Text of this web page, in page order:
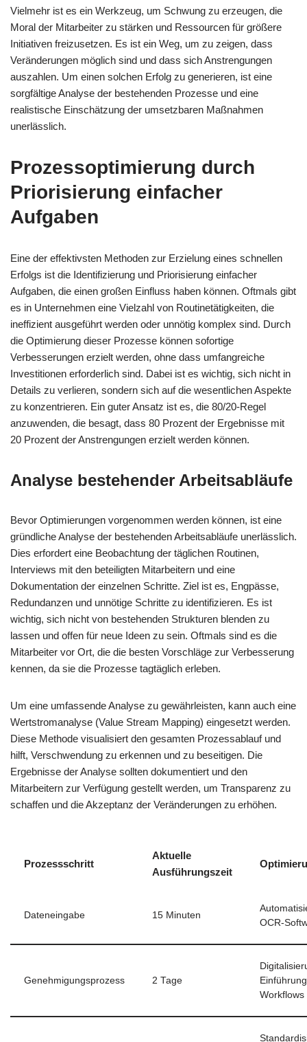
Vielmehr ist es ein Werkzeug, um Schwung zu erzeugen, die
Moral der Mitarbeiter zu stärken und Ressourcen für größere
Initiativen freizusetzen. Es ist ein Weg, um zu zeigen, dass
Veränderungen möglich sind und dass sich Anstrengungen
auszahlen. Um einen solchen Erfolg zu generieren, ist eine
sorgfältige Analyse der bestehenden Prozesse und eine
realistische Einschätzung der umsetzbaren Maßnahmen
unerlässlich.
Prozessoptimierung durch
Priorisierung einfacher
Aufgaben
Eine der effektivsten Methoden zur Erzielung eines schnellen
Erfolgs ist die Identifizierung und Priorisierung einfacher
Aufgaben, die einen großen Einfluss haben können. Oftmals gibt
es in Unternehmen eine Vielzahl von Routinetätigkeiten, die
ineffizient ausgeführt werden oder unnötig komplex sind. Durch
die Optimierung dieser Prozesse können sofortige
Verbesserungen erzielt werden, ohne dass umfangreiche
Investitionen erforderlich sind. Dabei ist es wichtig, sich nicht in
Details zu verlieren, sondern sich auf die wesentlichen Aspekte
zu konzentrieren. Ein guter Ansatz ist es, die 80/20-Regel
anzuwenden, die besagt, dass 80 Prozent der Ergebnisse mit
20 Prozent der Anstrengungen erzielt werden können.
Analyse bestehender Arbeitsabläufe
Bevor Optimierungen vorgenommen werden können, ist eine
gründliche Analyse der bestehenden Arbeitsabläufe unerlässlich.
Dies erfordert eine Beobachtung der täglichen Routinen,
Interviews mit den beteiligten Mitarbeitern und eine
Dokumentation der einzelnen Schritte. Ziel ist es, Engpässe,
Redundanzen und unnötige Schritte zu identifizieren. Es ist
wichtig, sich nicht von bestehenden Strukturen blenden zu
lassen und offen für neue Ideen zu sein. Oftmals sind es die
Mitarbeiter vor Ort, die die besten Vorschläge zur Verbesserung
kennen, da sie die Prozesse tagtäglich erleben.
Um eine umfassende Analyse zu gewährleisten, kann auch eine
Wertstromanalyse (Value Stream Mapping) eingesetzt werden.
Diese Methode visualisiert den gesamten Prozessablauf und
hilft, Verschwendung zu erkennen und zu beseitigen. Die
Ergebnisse der Analyse sollten dokumentiert und den
Mitarbeitern zur Verfügung gestellt werden, um Transparenz zu
schaffen und die Akzeptanz der Veränderungen zu erhöhen.
Prozessschritt
Aktuelle
Ausführungszeit
Dateneingabe 15 Minuten
OCR-
Genehmigungsprozess 2 Tage
Workflows